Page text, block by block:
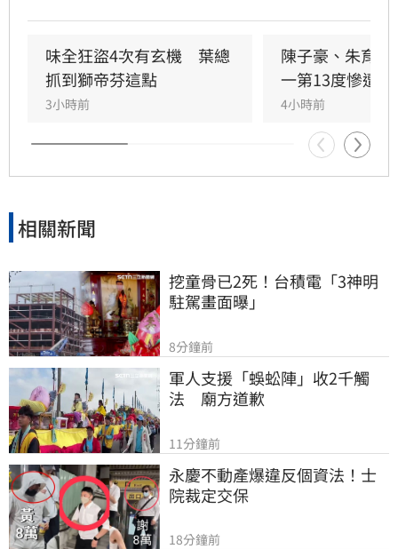
味全狂盜4次有玄機　葉總
抓到獅帝芬這點
3小時前
陳子豪、朱育
一第13度慘遭
4小時前
相關新聞
挖童骨已2死！台積電「3神明
駐駕畫面曝」
8分鐘前
軍人支援「蜈蚣陣」收2千觸
法　廟方道歉
11分鐘前
永慶不動產爆違反個資法！士
院裁定交保
18分鐘前